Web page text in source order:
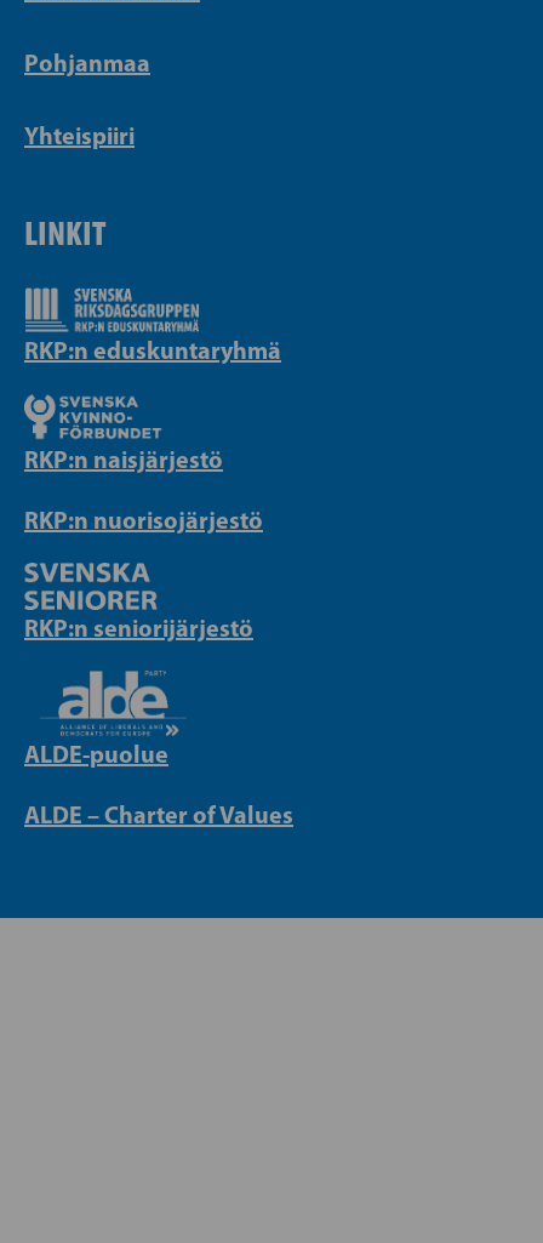
Pohjanmaa
Yhteispiiri
LINKIT
RKP:n eduskuntaryhmä
RKP:n naisjärjestö
RKP:n nuorisojärjestö
RKP:n seniorijärjestö
ALDE-puolue
ALDE – Charter of Values